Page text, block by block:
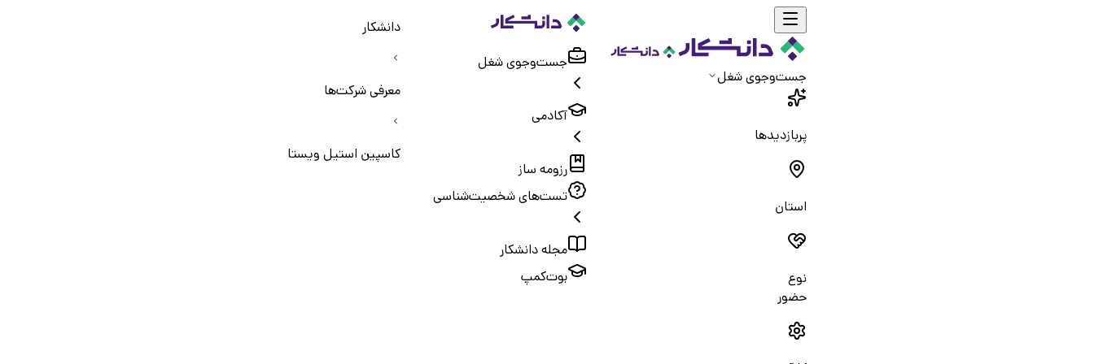
جست‌و‌جوی شغل
پربازدیدها
استان
نوع
حضور
جست‌و‌جوی شغل
آکادمی
رزومه ساز
تست‌های شخصیت‌شناسی
مجله دانشکار
بوت‌کمپ
دانشکار
معرفی شرکت‌ها
کاسپین استیل ویستا